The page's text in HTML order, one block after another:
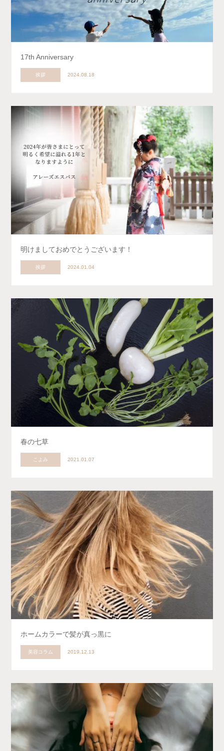
17th Anniversary
挨拶 2024.08.18
明けましておめでとうございます！
挨拶 2024.01.04
春の七草
こよみ 2021.01.07
ホームカラーで髪が真っ黒に
美容コラム 2019.12.13